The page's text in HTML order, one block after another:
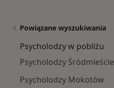
Powiązane wyszukiwania
Psycholodzy w pobliżu
Psycholodzy Śródmieście
Psycholodzy Mokotów